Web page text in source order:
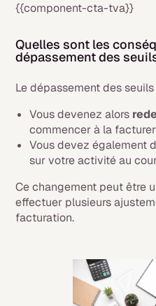
{{component-cta-tva}}
Quelles sont les
dépassement des
Le dépassement des
Vous devenez alors
commencer à la
Vous devez également
sur votre activité au
Ce changement peut être
effectuer plusieurs
facturation.